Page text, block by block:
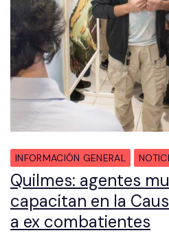
INFORMACIÓN GENERAL
Quilmes: agentes
capacitan en la
a ex combatientes